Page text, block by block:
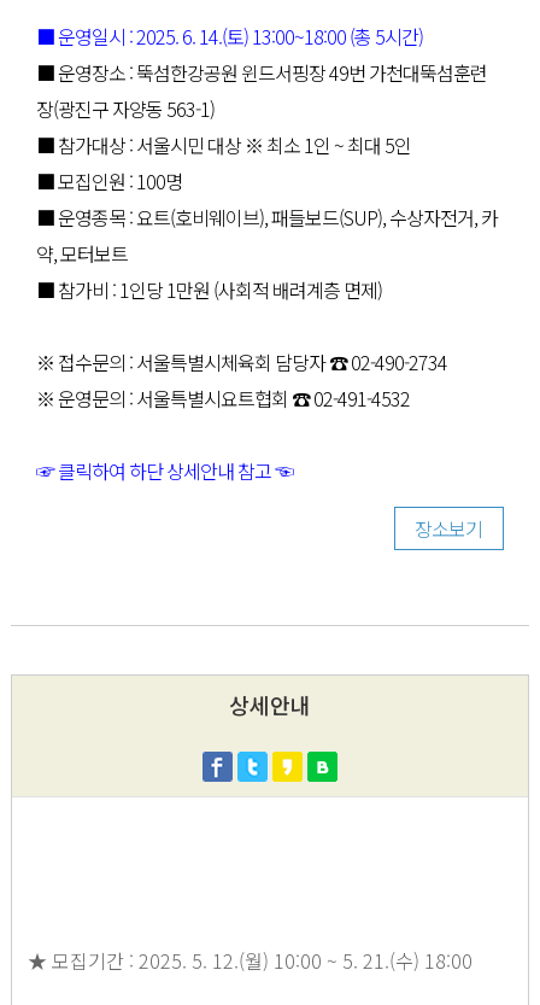
■ 운영일시 : 2025. 6. 14.(토) 13:00~18:00 (총 5시간)
■ 운영장소 : 뚝섬한강공원 윈드서핑장 49번 가천대뚝섬훈련
장(광진구 자양동 563-1)
■ 참가대상 : 서울시민 대상 ※ 최소 1인 ~ 최대 5인
■ 모집인원 : 100명
■ 운영종목 : 요트(호비웨이브), 패들보드(SUP), 수상자전거, 카
약, 모터보트
■ 참가비 : 1인당 1만원 (사회적 배려계층 면제)
※ 접수문의 : 서울특별시체육회 담당자 ☎ 02-490-2734
​※ 운영문의 : 서울특별시요트협회 ​☎ 02-491-4532​
☞ 클릭하여 하단 상세안내 참고 ☜
장소보기
상세안내
★ 모집기간 : 2025. 5. 12.(월) 10:00 ~ 5. 21.(수) 18:00